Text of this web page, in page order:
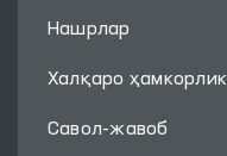
Нашрлар
Халқаро ҳамкорлик
Савол-жавоб